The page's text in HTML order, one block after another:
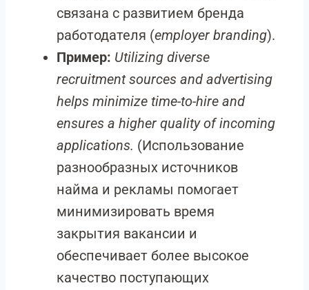
связана с развитием бренда
работодателя (employer branding).
Пример: Utilizing diverse
recruitment sources and advertising
helps minimize time-to-hire and
ensures a higher quality of incoming
applications. (Использование
разнообразных источников
найма и рекламы помогает
минимизировать время
закрытия вакансии и
обеспечивает более высокое
качество поступающих